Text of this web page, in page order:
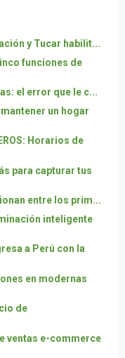
y Tucar habilit...
funciones de
el error que le c...
un hogar
Horarios de
para capturar tus
entre los prim...
inteligente
a Perú con la
en modernas
de
ventas e-commerce